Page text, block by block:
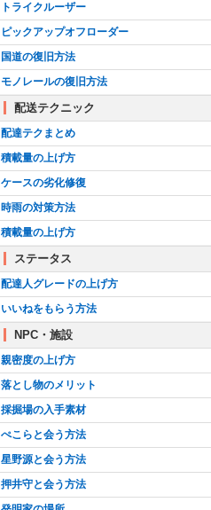
トライクルーザー
ピックアップオフローダー
国道の復旧方法
モノレールの復旧方法
配送テクニック
配達テクまとめ
積載量の上げ方
ケースの劣化修復
時雨の対策方法
積載量の上げ方
ステータス
配達人グレードの上げ方
いいねをもらう方法
NPC・施設
親密度の上げ方
落とし物のメリット
採掘場の入手素材
ぺこらと会う方法
星野源と会う方法
押井守と会う方法